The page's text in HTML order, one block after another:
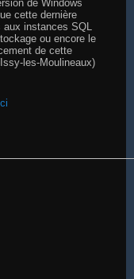
de Windows
cette dernière
instances SQL
ou encore le
de cette
les-Moulineaux)